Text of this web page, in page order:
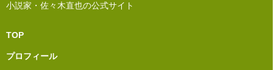
小説家・佐々木直也の公式サイト
TOP
プロフィール